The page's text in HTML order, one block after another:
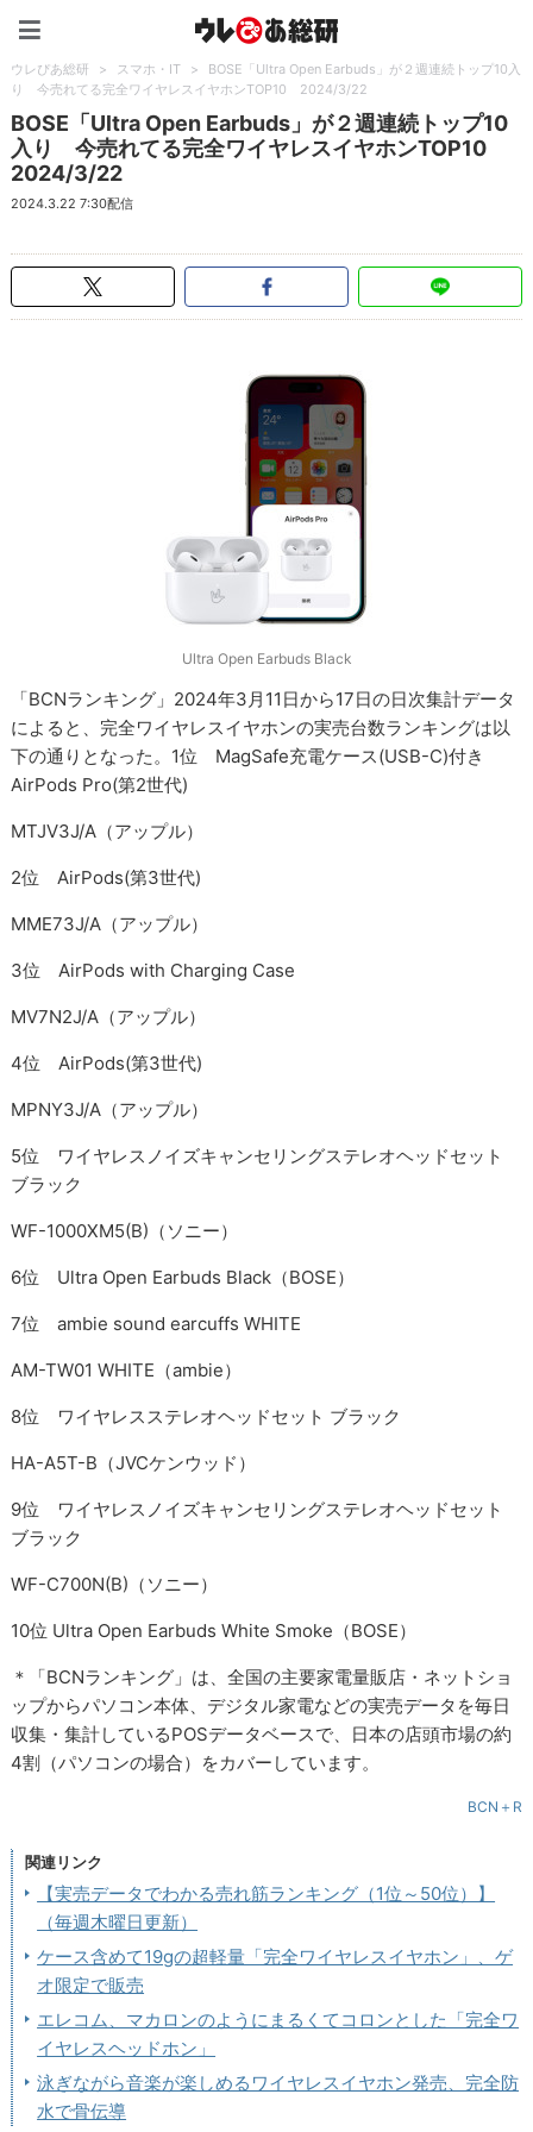
ウレぴあ総研 > スマホ・IT >
BOSE「Ultra Open Earbuds」が２週連続トップ10入
り 今売れてる完全ワイヤレスイヤホンTOP10 2024/3/22
BOSE「Ultra Open Earbuds」が２週連続トップ10
入り 今売れてる完全ワイヤレスイヤホンTOP10
2024/3/22
2024.3.22 7:30配信
Ultra Open Earbuds Black
「BCNランキング」2024年3月11日から17日の日次集計データ
によると、完全ワイヤレスイヤホンの実売台数ランキングは以
下の通りとなった。1位 MagSafe充電ケース(USB-C)付き
AirPods Pro(第2世代)
MTJV3J/A（アップル）
2位 AirPods(第3世代)
MME73J/A（アップル）
3位 AirPods with Charging Case
MV7N2J/A（アップル）
4位 AirPods(第3世代)
MPNY3J/A（アップル）
5位 ワイヤレスノイズキャンセリングステレオヘッドセット
ブラック
WF-1000XM5(B)（ソニー）
6位 Ultra Open Earbuds Black（BOSE）
7位 ambie sound earcuffs WHITE
AM-TW01 WHITE（ambie）
8位 ワイヤレスステレオヘッドセット ブラック
HA-A5T-B（JVCケンウッド）
9位 ワイヤレスノイズキャンセリングステレオヘッドセット
ブラック
WF-C700N(B)（ソニー）
10位 Ultra Open Earbuds White Smoke（BOSE）
＊「BCNランキング」は、全国の主要家電量販店・ネットショ
ップからパソコン本体、デジタル家電などの実売データを毎日
収集・集計しているPOSデータベースで、日本の店頭市場の約
4割（パソコンの場合）をカバーしています。
BCN＋R
関連リンク
【実売データでわかる売れ筋ランキング（1位～50位）】
（毎週木曜日更新）
ケース含めて19gの超軽量「完全ワイヤレスイヤホン」、ゲ
オ限定で販売
エレコム、マカロンのようにまるくてコロンとした「完全ワ
イヤレスヘッドホン」
泳ぎながら音楽が楽しめるワイヤレスイヤホン発売、完全防
水で骨伝導